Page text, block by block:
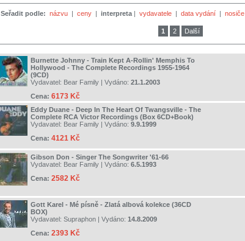
Seřadit podle: názvu | ceny | interpreta | vydavatele | data vydání | nosiče
1 2 Další
Burnette Johnny - Train Kept A-Rollin' Memphis To
Hollywood - The Complete Recordings 1955-1964
(9CD)
Vydavatel: Bear Family | Vydáno: 21.1.2003
Cena: 6173 Kč
Eddy Duane - Deep In The Heart Of Twangsville - The
Complete RCA Victor Recordings (Box 6CD+Book)
Vydavatel: Bear Family | Vydáno: 9.9.1999
Cena: 4121 Kč
Gibson Don - Singer The Songwriter '61-66
Vydavatel: Bear Family | Vydáno: 6.5.1993
Cena: 2582 Kč
Gott Karel - Mé písně - Zlatá albová kolekce (36CD
BOX)
Vydavatel: Supraphon | Vydáno: 14.8.2009
Cena: 2393 Kč